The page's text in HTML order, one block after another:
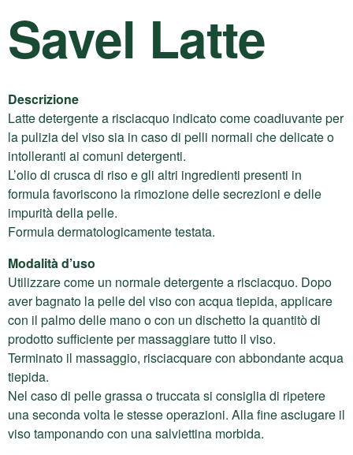
Savel Latte
Descrizione
Latte detergente a risciacquo indicato come coadiuvante per
la pulizia del viso sia in caso di pelli normali che delicate o
intolleranti ai comuni detergenti.
L’olio di crusca di riso e gli altri ingredienti presenti in
formula favoriscono la rimozione delle secrezioni e delle
impurità della pelle.
Formula dermatologicamente testata.
Modalità d’uso
Utilizzare come un normale detergente a risciacquo. Dopo
aver bagnato la pelle del viso con acqua tiepida, applicare
con il palmo delle mano o con un dischetto la quantitò di
prodotto sufficiente per massaggiare tutto il viso.
Terminato il massaggio, risciacquare con abbondante acqua
tiepida.
Nel caso di pelle grassa o truccata si consiglia di ripetere
una seconda volta le stesse operazioni. Alla fine asciugare il
viso tamponando con una salviettina morbida.